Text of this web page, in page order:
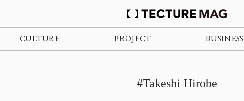
CULTURE PROJECT BUSINESS
#Takeshi Hirobe